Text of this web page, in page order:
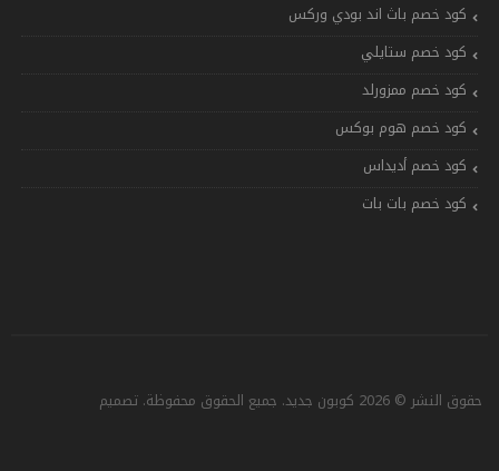
كود خصم باث اند بودي وركس
كود خصم ستايلي
كود خصم ممزورلد
كود خصم هوم بوكس
كود خصم أديداس
كود خصم بات بات
حقوق النشر © 2026 كوبون جديد. جميع الحقوق محفوظة. تصميم